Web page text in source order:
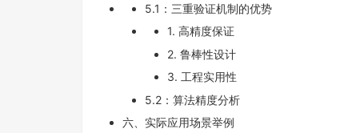
5.1：三重验证机制的优势
1. 高精度保证
2. 鲁棒性设计
3. 工程实用性
5.2：算法精度分析
六、实际应用场景举例